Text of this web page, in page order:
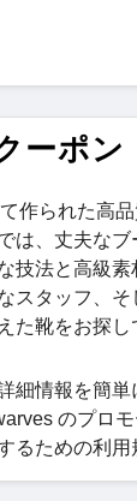
ーポン
作られた高
は、丈夫な
技法と高級
スタッフ、
た靴をお探
細情報を簡
のプロ
るための利用